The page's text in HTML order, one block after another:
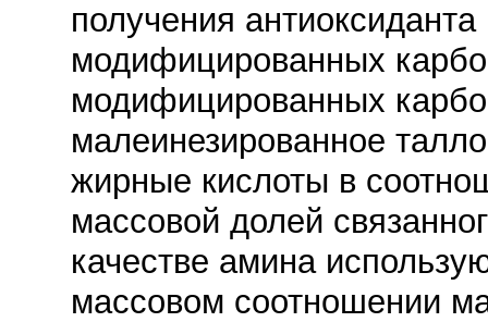
получения
модифицированных
модифицированных
малеинезированное
жирные кислоты в
массовой долей
качестве амина
массовом соотношении